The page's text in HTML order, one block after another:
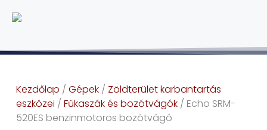
Kezdőlap / Gépek/ Zöldterület karbantartás
eszközei / Fűkaszák és bozótvágók/ Echo SRM-
520ES benzinmotoros bozótvágó